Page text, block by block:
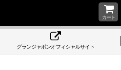
カート
グランジャポンオフィシャルサイト